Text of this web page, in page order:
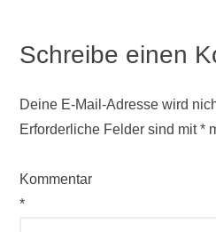
Schreibe einen
Deine E-Mail-Adresse wird
Erforderliche Felder sind mit*
Kommentar
*